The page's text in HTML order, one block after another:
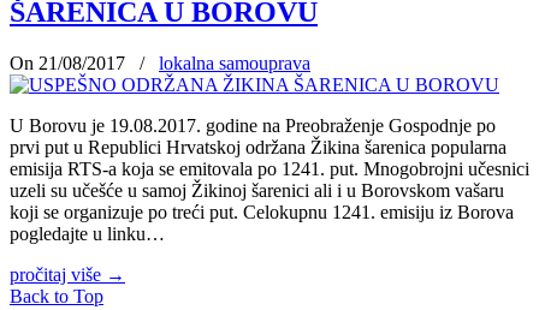
ŠARENICA U BOROVU
On 21/08/2017 / lokalna samouprava
U Borovu je 19.08.2017. godine na Preobraženje Gospodnje po
prvi put u Republici Hrvatskoj održana Žikina šarenica popularna
emisija RTS-a koja se emitovala po 1241. put. Mnogobrojni učesnici
uzeli su učešće u samoj Žikinoj šarenici ali i u Borovskom vašaru
koji se organizuje po treći put. Celokupnu 1241. emisiju iz Borova
pogledajte u linku…
pročitaj više →
Back to Top